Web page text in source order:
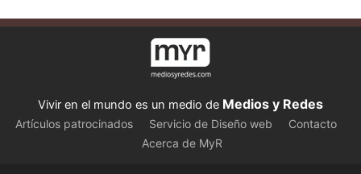
Vivir en el mundo es un medio de Medios y Redes
Artículos patrocinados Servicio de Diseño web
Contacto
Acerca de MyR